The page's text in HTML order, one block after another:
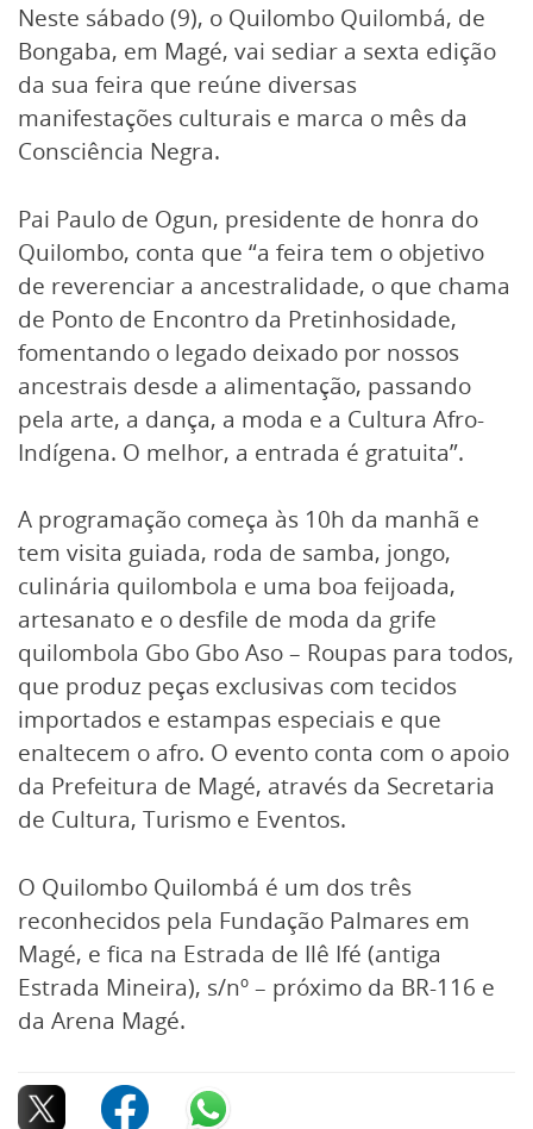
Neste sábado (9), o Quilombo Quilombá, de
Bongaba, em Magé, vai sediar a sexta edição
da sua feira que reúne diversas
manifestações culturais e marca o mês da
Consciência Negra.
Pai Paulo de Ogun, presidente de honra do
Quilombo, conta que “a feira tem o objetivo
de reverenciar a ancestralidade, o que chama
de Ponto de Encontro da Pretinhosidade,
fomentando o legado deixado por nossos
ancestrais desde a alimentação, passando
pela arte, a dança, a moda e a Cultura Afro-
Indígena. O melhor, a entrada é gratuita”.
A programação começa às 10h da manhã e
tem visita guiada, roda de samba, jongo,
culinária quilombola e uma boa feijoada,
artesanato e o desfile de moda da grife
quilombola Gbo Gbo Aso – Roupas para todos,
que produz peças exclusivas com tecidos
importados e estampas especiais e que
enaltecem o afro. O evento conta com o apoio
da Prefeitura de Magé, através da Secretaria
de Cultura, Turismo e Eventos.
O Quilombo Quilombá é um dos três
reconhecidos pela Fundação Palmares em
Magé, e fica na Estrada de Ilê Ifé (antiga
Estrada Mineira), s/nº – próximo da BR-116 e
da Arena Magé.